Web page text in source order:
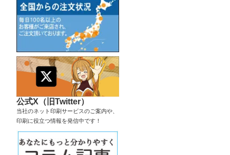
公式X（旧Twitter）
当社のネット印刷サービスのご案内や、
印刷に役立つ情報を発信中です！